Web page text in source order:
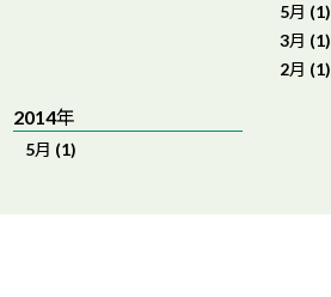
5月 (1)
3月 (1)
2月 (1)
2014年
5月 (1)